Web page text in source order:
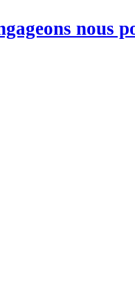
nous